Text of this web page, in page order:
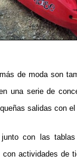
de moda son
una serie de
salidas con
con las
con actividades de